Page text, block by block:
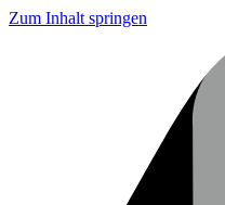
Zum Inhalt springen